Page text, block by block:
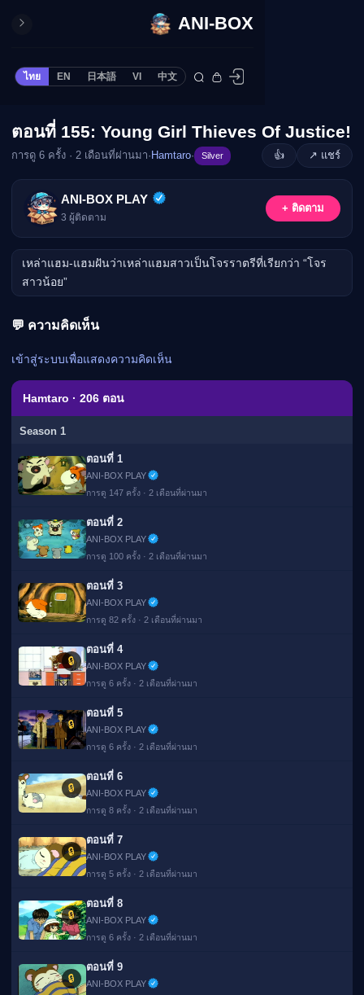
ANI-BOX
ไทย EN 日本語 VI 中文
ปิด
ONE PIECE
Cardlist
Collection
Deck Builder
Deck Library
Deck Share
PREMIUM SERVICE
🔒
กรุณาเข้าสู่ระบบเพื่อรับชม
ตอนที่ 155: Young Girl Thieves Of Justice!
การดู 6 ครั้ง · 2 เดือนที่ผ่านมา· Hamtaro· Silver 👍 ↗ แชร์
ANI-BOX PLAY
3 ผู้ติดตาม
+ ติดตาม
เหล่าแฮม-แฮมฝันว่าเหล่าแฮมสาวเป็นโจรราตรีที่เรียกว่า “โจร
สาวน้อย”
💬 ความคิดเห็น
เข้าสู่ระบบเพื่อแสดงความคิดเห็น
Hamtaro · 206 ตอน
Season 1
ตอนที่ 1
ANI-BOX PLAY
การดู 147 ครั้ง · 2 เดือนที่ผ่านมา
ตอนที่ 2
ANI-BOX PLAY
การดู 100 ครั้ง · 2 เดือนที่ผ่านมา
ตอนที่ 3
ANI-BOX PLAY
การดู 82 ครั้ง · 2 เดือนที่ผ่านมา
🔒
ตอนที่ 4
ANI-BOX PLAY
การดู 6 ครั้ง · 2 เดือนที่ผ่านมา
🔒
ตอนที่ 5
ANI-BOX PLAY
การดู 6 ครั้ง · 2 เดือนที่ผ่านมา
🔒
ตอนที่ 6
ANI-BOX PLAY
การดู 8 ครั้ง · 2 เดือนที่ผ่านมา
🔒
ตอนที่ 7
ANI-BOX PLAY
การดู 5 ครั้ง · 2 เดือนที่ผ่านมา
🔒
ตอนที่ 8
ANI-BOX PLAY
การดู 6 ครั้ง · 2 เดือนที่ผ่านมา
🔒
ตอนที่ 9
ANI-BOX PLAY